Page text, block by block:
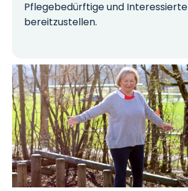
Pflegebedürftige und Interessierte
bereitzustellen.